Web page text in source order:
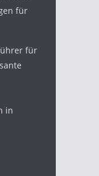
für
für
in